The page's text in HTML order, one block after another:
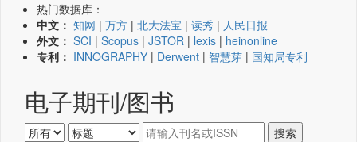
热门数据库：
中文： 知网 | 万方 | 北大法宝 | 读秀 | 人民日报
外文： SCI | Scopus | JSTOR | lexis | heinonline
专利： INNOGRAPHY | Derwent | 智慧芽 | 国知局专利
电子期刊/图书